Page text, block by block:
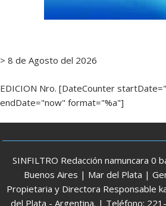
> 8 de Agosto del 2026
EDICION Nro. [DateCounter
endDate="now" format="%a"]
SINFILTRO Redacción namuncara 0
Buenos Aires | Mar del Plata |
Propietaria y Directora Responsable
del Plata - Argentina. | Teléfono: